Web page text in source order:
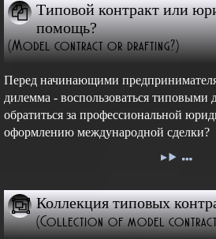
Типовой контракт или
помощь?
(Model contract or drafting?)
Перед начинающими
дилемма - воспользоваться типовыми
обратиться за профессиональной
оформлению международной сделки?
Коллекция типовых
(Collection of model